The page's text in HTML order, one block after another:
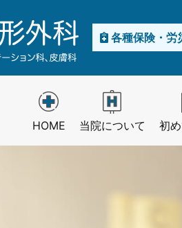
各種保険・労
HOME 当院について 初